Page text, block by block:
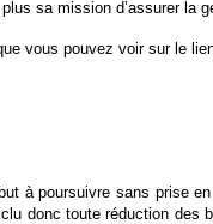
sa mission d’assurer
vous pouvez voir sur le
à poursuivre sans prise
donc toute réduction